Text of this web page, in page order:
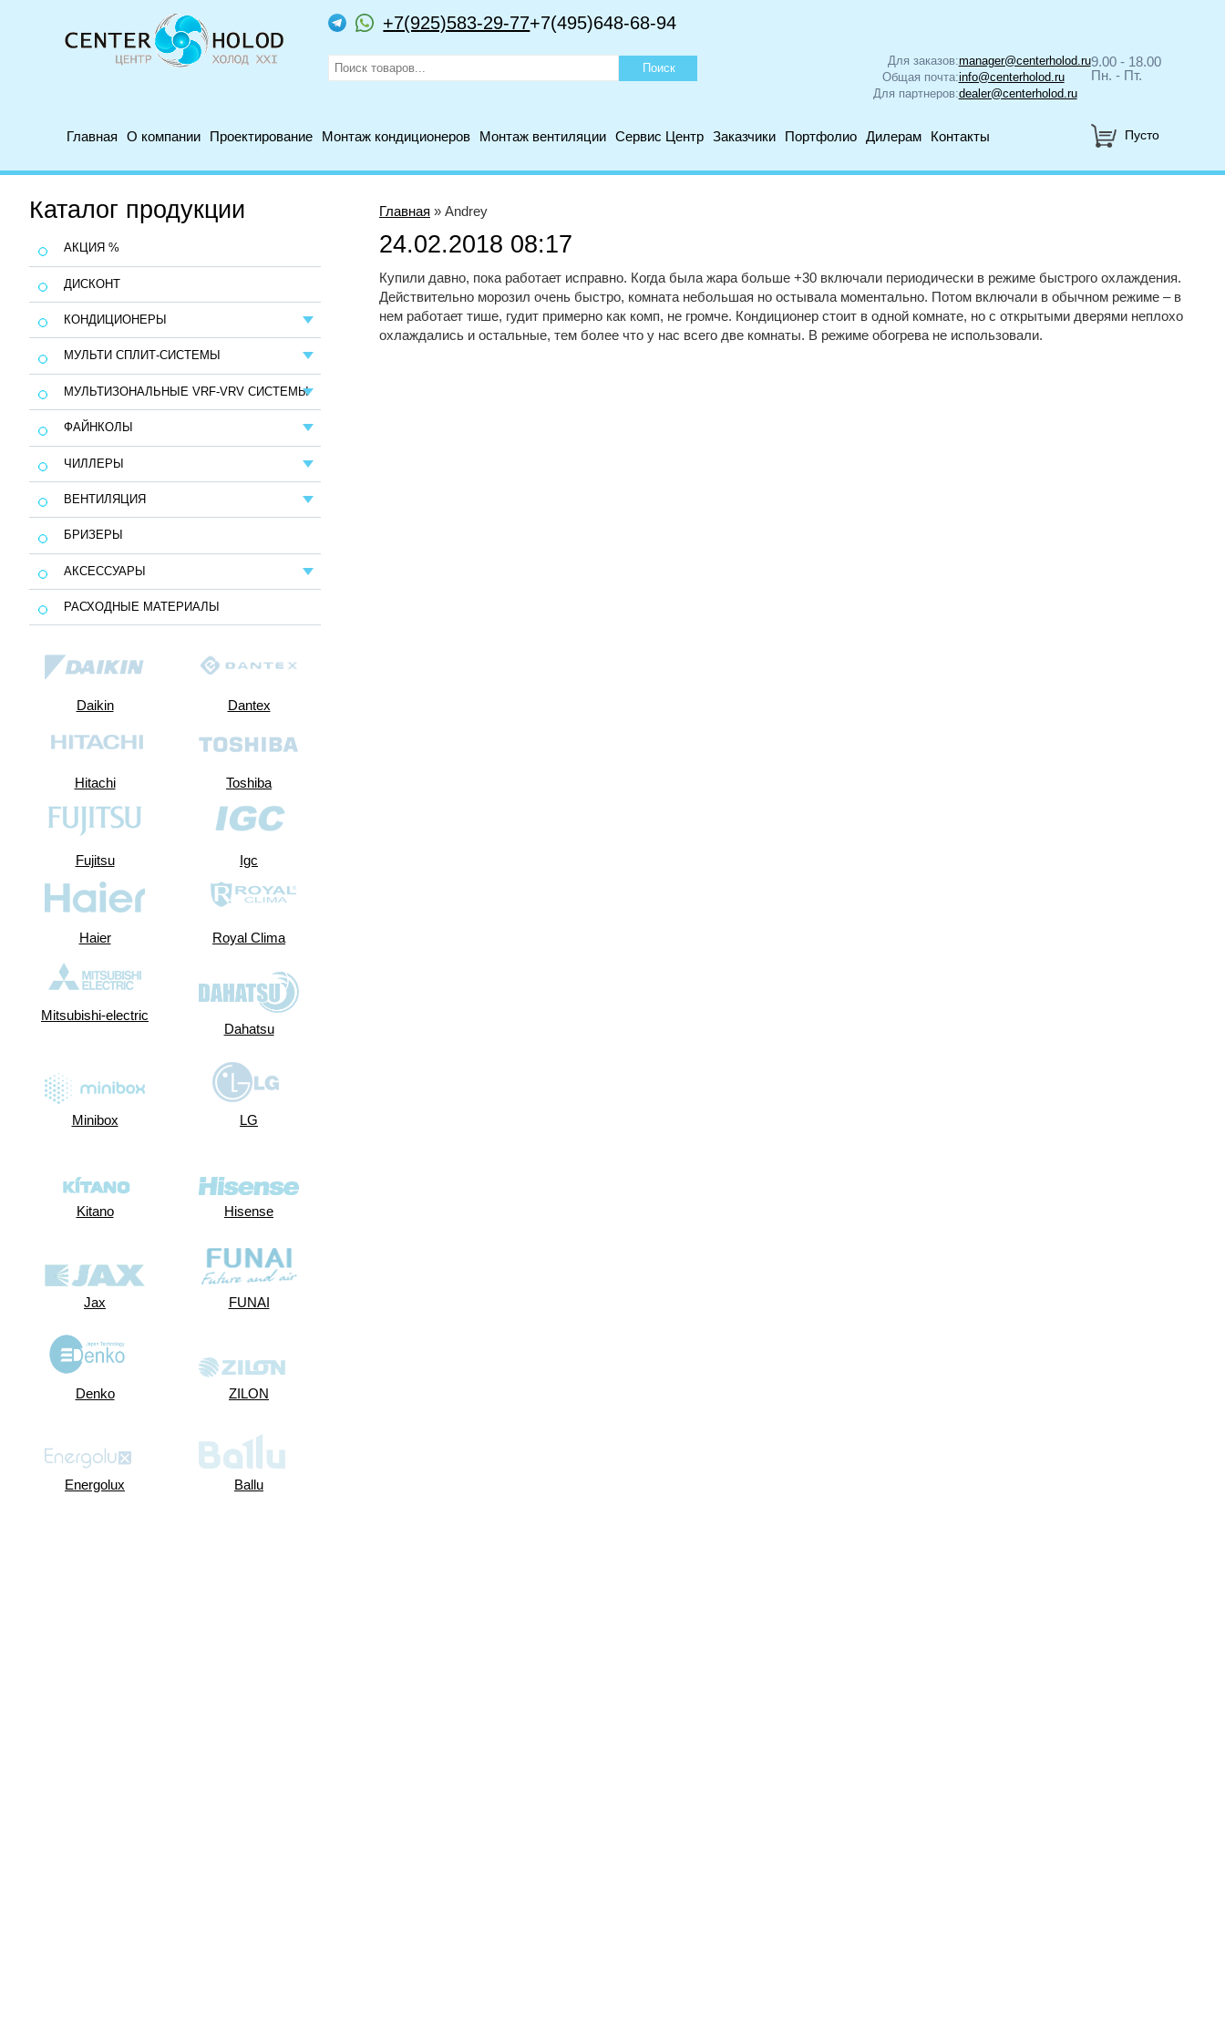
+7(925)583-29-77+7(495)648-68-94
Для заказов:manager@centerholod.ru
Общая почта:info@centerholod.ru
Для партнеров:dealer@centerholod.ru
9.00 - 18.00
Пн. - Пт.
Главная О компании Проектирование Монтаж кондиционеров Монтаж вентиляции Сервис Центр Заказчики Портфолио Дилерам Контакты Пусто
Каталог продукции
АКЦИЯ %
ДИСКОНТ
КОНДИЦИОНЕРЫ
МУЛЬТИ СПЛИТ-СИСТЕМЫ
МУЛЬТИЗОНАЛЬНЫЕ VRF-VRV СИСТЕМЫ
ФАЙНКОЛЫ
ЧИЛЛЕРЫ
ВЕНТИЛЯЦИЯ
БРИЗЕРЫ
АКСЕССУАРЫ
РАСХОДНЫЕ МАТЕРИАЛЫ
Daikin
Dantex
Hitachi
Toshiba
Fujitsu
Fujitsu
igc
Igc
haier
Haier
royal-clima
Royal Clima
mitsubishi-
electric
Mitsubishi-electric
Dahatsu
Dahatsu
Minibox
LG
LG
Kitano Hisense
Jax
FUNAI
FUNAI
Denko
Denko ZILON
Energolux Ballu
Главная » Andrey
24.02.2018 08:17
Купили давно, пока работает исправно. Когда была жара больше +30 включали периодически в режиме быстрого охлаждения.
Действительно морозил очень быстро, комната небольшая но остывала моментально. Потом включали в обычном режиме – в
нем работает тише, гудит примерно как комп, не громче. Кондиционер стоит в одной комнате, но с открытыми дверями неплохо
охлаждались и остальные, тем более что у нас всего две комнаты. В режиме обогрева не использовали.